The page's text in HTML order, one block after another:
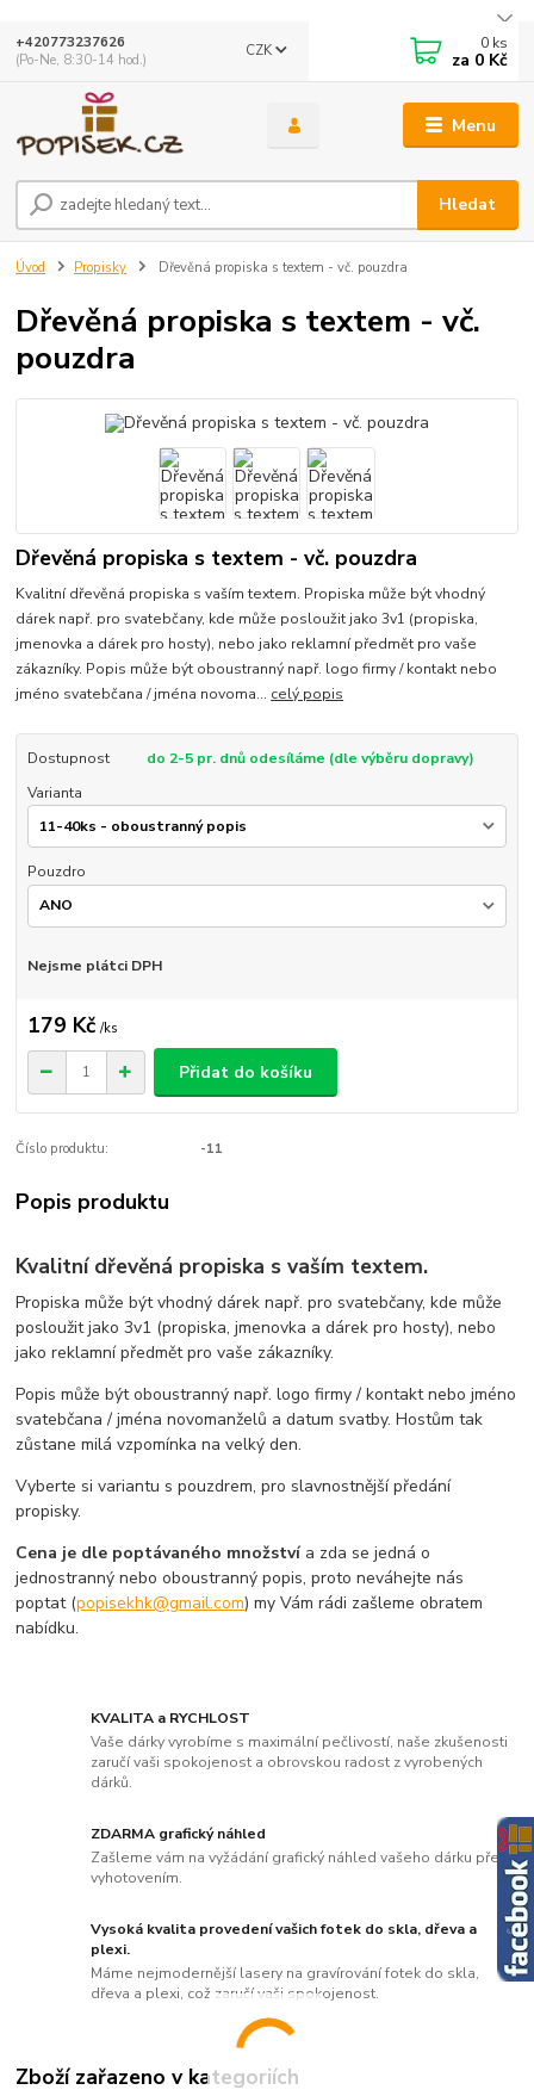
Menu
CZK
Hledat
+420773237626
(Po-Ne, 8:30-14 hod.)
0 ks
za 0 Kč
Úvod Propisky Dřevěná propiska s textem - vč. pouzdra
Dřevěná propiska s textem - vč.
pouzdra
Dřevěná propiska s textem - vč. pouzdra
Kvalitní dřevěná propiska s vaším textem. Propiska může být vhodný
dárek např. pro svatebčany, kde může posloužit jako 3v1 (propiska,
jmenovka a dárek pro hosty), nebo jako reklamní předmět pro vaše
zákazníky. Popis může být oboustranný např. logo firmy / kontakt nebo
jméno svatebčana / jména novoma... celý popis
Dostupnost
do 2-5 pr. dnů odesíláme (dle výběru dopravy)
Varianta
Pouzdro
Nejsme plátci DPH
179 Kč /ks
Přidat do košíku
Číslo produktu: -11
KVALITA a RYCHLOST
Vaše dárky vyrobíme s maximální pečlivostí, naše zkušenosti
zaručí vaši spokojenost a obrovskou radost z vyrobených
dárků.
ZDARMA grafický náhled
Zašleme vám na vyžádání grafický náhled vašeho dárku před
vyhotovením.
Vysoká kvalita provedení vašich fotek do skla, dřeva a
plexi.
Máme nejmodernější lasery na gravírování fotek do skla,
dřeva a plexi, což zaručí vaši spokojenost.
Popis produktu
Kvalitní dřevěná propiska s vaším textem.
Propiska může být vhodný dárek např. pro svatebčany, kde může
posloužit jako 3v1 (propiska, jmenovka a dárek pro hosty), nebo
jako reklamní předmět pro vaše zákazníky.
Popis může být oboustranný např. logo firmy / kontakt nebo jméno
svatebčana / jména novomanželů a datum svatby. Hostům tak
zůstane milá vzpomínka na velký den.
Vyberte si variantu s pouzdrem, pro slavnostnější předání
propisky.
Cena je dle poptávaného množstvía zda se jedná o
jednostranný nebo oboustranný popis, proto neváhejte nás
poptat (popisekhk@gmail.com) my Vám rádi zašleme obratem
nabídku.
Zboží zařazeno v kategoriích